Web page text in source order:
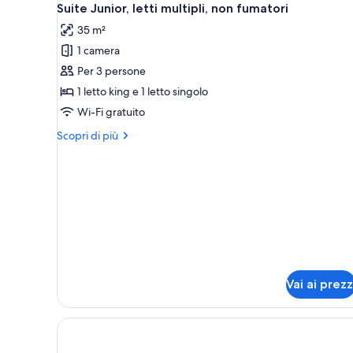
Sofabed)
tutte
le
foto
per
Suite
Junior,
multipli,
10
Suite Junior, letti multipli, non fumatori
35 m²
1 camera
Per 3 persone
1 letto king e 1 letto singolo
Wi-Fi gratuito
Scopri di più
Altri
Vai ai